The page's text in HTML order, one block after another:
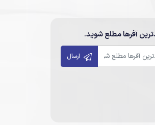
آفرها مطلع شوید.